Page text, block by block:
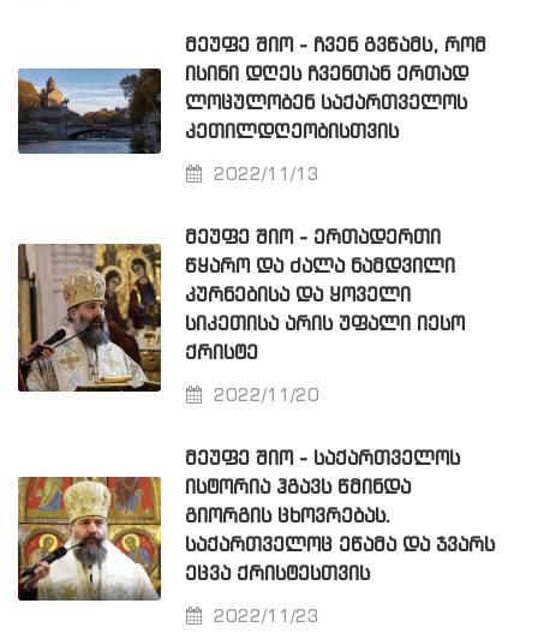
ᲛᲔᲣᲤᲔ ᲨᲘᲝ - ᲩᲕᲔᲜ ᲒᲕᲬᲐᲛᲡ, ᲠᲝᲛ
ᲘᲡᲘᲜᲘ ᲓᲦᲔᲡ ᲩᲕᲔᲜᲗᲐᲜ ᲔᲠᲗᲐᲓ
ᲚᲝᲪᲣᲚᲝᲑᲔᲜ ᲡᲐᲥᲐᲠᲗᲕᲔᲚᲝᲡ
ᲙᲔᲗᲘᲚᲓᲦᲔᲝᲑᲘᲡᲗᲕᲘᲡ
2022/11/13
ᲛᲔᲣᲤᲔ ᲨᲘᲝ - ᲔᲠᲗᲐᲓᲔᲠᲗᲘ
ᲬᲧᲐᲠᲝ ᲓᲐ ᲫᲐᲚᲐ ᲜᲐᲛᲓᲕᲘᲚᲘ
ᲙᲣᲠᲜᲔᲑᲘᲡᲐ ᲓᲐ ᲧᲝᲕᲔᲚᲘ
ᲡᲘᲙᲔᲗᲘᲡᲐ ᲐᲠᲘᲡ ᲣᲤᲐᲚᲘ ᲘᲔᲡᲝ
ᲥᲠᲘᲡᲢᲔ
2022/11/20
ᲛᲔᲣᲤᲔ ᲨᲘᲝ - ᲡᲐᲥᲐᲠᲗᲕᲔᲚᲝᲡ
ᲘᲡᲢᲝᲠᲘᲐ ᲰᲒᲐᲕᲡ ᲬᲛᲘᲜᲓᲐ
ᲒᲘᲝᲠᲒᲘᲡ ᲪᲮᲝᲕᲠᲔᲑᲐᲡ.
ᲡᲐᲥᲐᲠᲗᲕᲔᲚᲝᲪ ᲔᲬᲐᲛᲐ ᲓᲐ ᲯᲕᲐᲠᲡ
ᲔᲪᲕᲐ ᲥᲠᲘᲡᲢᲔᲡᲗᲕᲘᲡ
2022/11/23